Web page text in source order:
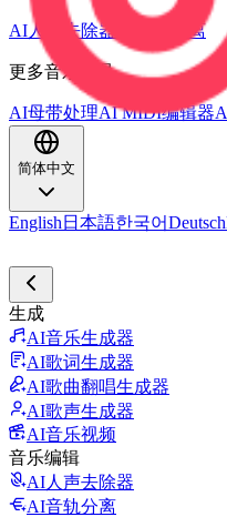
AI人声去除器 AI音轨分离
更多音乐工具
AI母带处理AI MIDI编辑器
简体中文
English 日本語한국어Deutsch
生成
AI音乐生成器
AI歌词生成器
AI歌曲翻唱生成器
AI歌声生成器
AI音乐视频
音乐编辑
AI人声去除器
AI音轨分离